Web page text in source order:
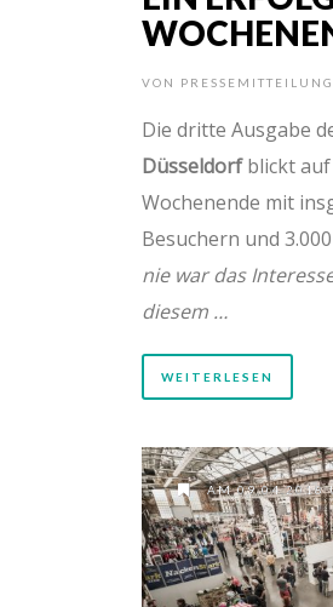
VON PRESSEMITTEILUNG
Die dritte Ausgabe
Düsseldorfblickt auf
Wochenende mit
Besuchern und
nie war das
diesem …
WEITERLESEN
AM 09.04.2018